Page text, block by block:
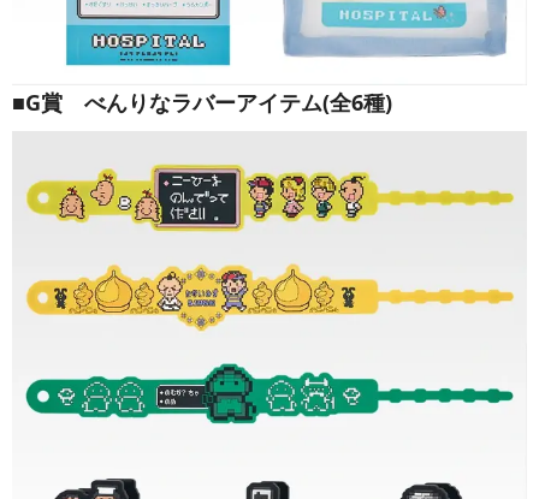
■G賞 べんりなラバーアイテム(全6種)